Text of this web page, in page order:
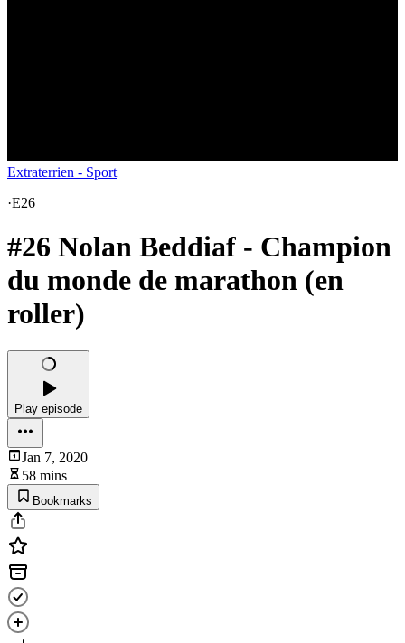
Extraterrien - Sport
·E26
#26 Nolan Beddiaf - Champion
du monde de marathon (en
roller)
Play episode
Jan 7, 2020
58 mins
Bookmarks